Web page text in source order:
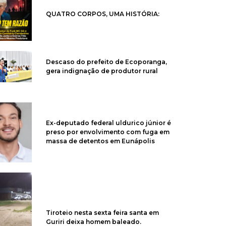
QUATRO CORPOS, UMA HISTÓRIA:
Descaso do prefeito de Ecoporanga,
gera indignação de produtor rural
Ex-deputado federal uldurico júnior é
preso por envolvimento com fuga em
massa de detentos em Eunápolis
Tiroteio nesta sexta feira santa em
Guriri deixa homem baleado.